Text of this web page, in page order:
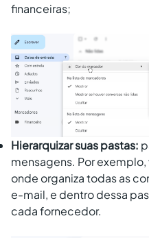
financeiras;
Hierarquizar suas pastas:
mensagens. Por
onde organiza todas as
e-mail, e dentro dessa
cada fornecedor.